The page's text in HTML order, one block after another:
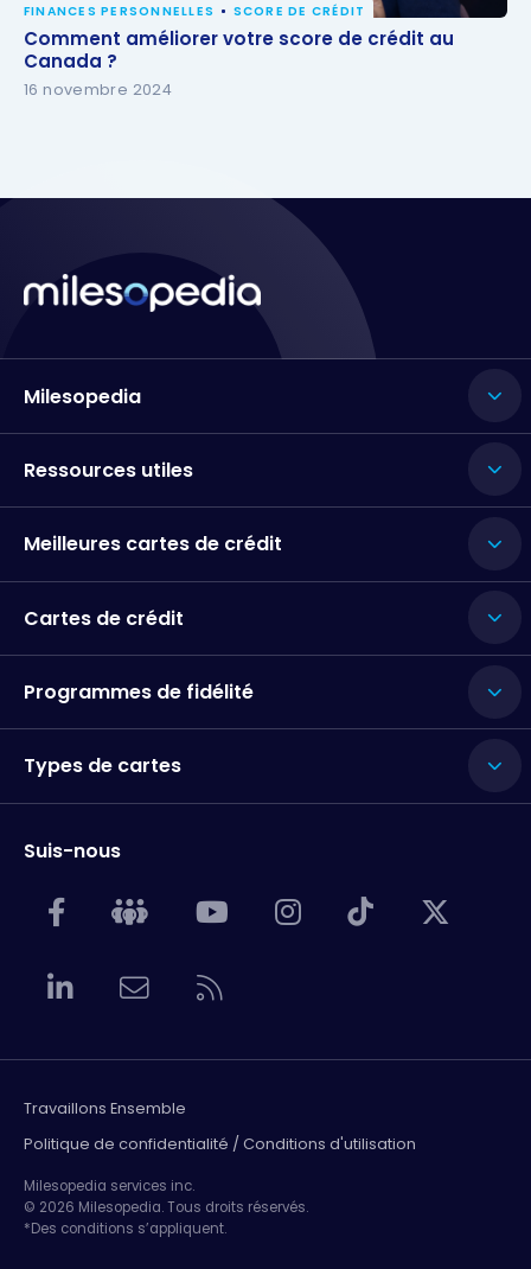
Comment améliorer votre score de crédit au
Canada ?
FINANCES PERSONNELLES SCORE DE CRÉDIT
Comment améliorer votre score de crédit au
Canada ?
16 novembre 2024
Milesopedia
Ressources utiles
Meilleures cartes de crédit
Cartes de crédit
Programmes de fidélité
Types de cartes
Suis-nous
Travaillons Ensemble
Politique de confidentialité / Conditions d'utilisation
Milesopedia services inc.
© 2026 Milesopedia. Tous droits réservés.
*Des conditions s’appliquent.